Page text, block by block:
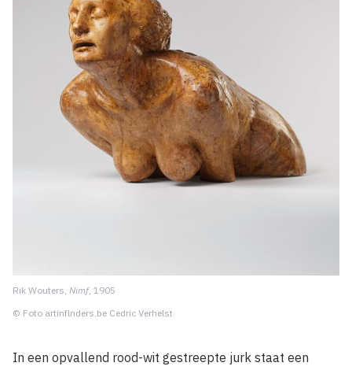
Rik Wouters, Nimf, 1905
© Foto artinflnders.be Cedric Verhelst
In een opvallend rood-wit gestreepte jurk staat een